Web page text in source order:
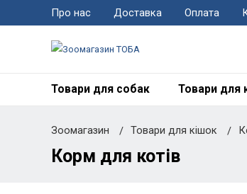
Про нас Доставка Оплата
Товари для собак Товари для
Зоомагазин Товари для кішок
Корм для котів